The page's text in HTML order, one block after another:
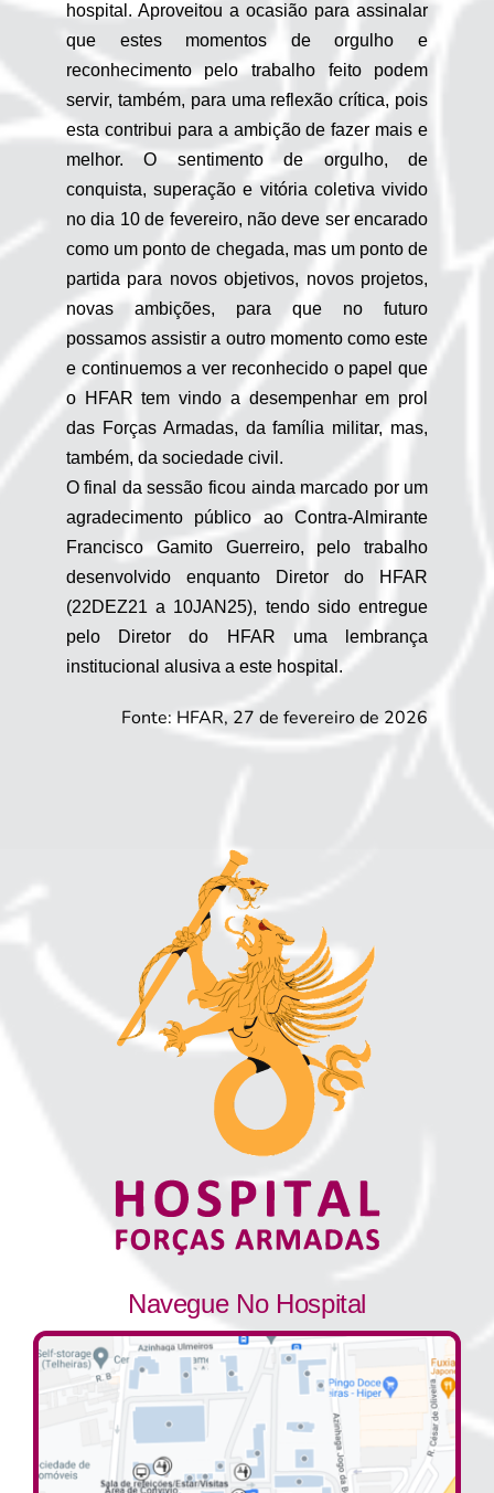
hospital. Aproveitou a ocasião para assinalar
que estes momentos de orgulho e
reconhecimento pelo trabalho feito podem
servir, também, para uma reflexão crítica, pois
esta contribui para a ambição de fazer mais e
melhor. O sentimento de orgulho, de
conquista, superação e vitória coletiva vivido
no dia 10 de fevereiro, não deve ser encarado
como um ponto de chegada, mas um ponto de
partida para novos objetivos, novos projetos,
novas ambições, para que no futuro
possamos assistir a outro momento como este
e continuemos a ver reconhecido o papel que
o HFAR tem vindo a desempenhar em prol
das Forças Armadas, da família militar, mas,
também, da sociedade civil.
O final da sessão ficou ainda marcado por um
agradecimento público ao Contra-Almirante
Francisco Gamito Guerreiro, pelo trabalho
desenvolvido enquanto Diretor do HFAR
(22DEZ21 a 10JAN25), tendo sido entregue
pelo Diretor do HFAR uma lembrança
institucional alusiva a este hospital.
Fonte: HFAR, 27 de fevereiro de 2026
Navegue No Hospital